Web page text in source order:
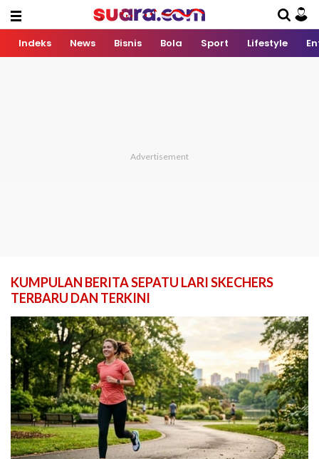
Indeks News Bisnis Bola Sport Lifestyle
KUMPULAN BERITA SEPATU LARI SKECHERS
TERBARU DAN TERKINI